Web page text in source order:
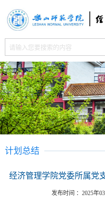
计划总结
经济管理学院党委所属党
发布时间 ：2025年